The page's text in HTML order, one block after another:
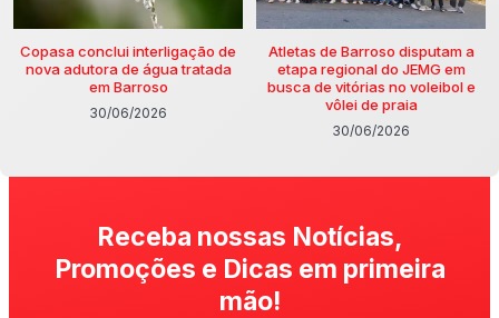
Copasa conclui interligação de
nova adutora de água tratada
em Barroso
30/06/2026
Atletas de Barroso disputam a
etapa regional do JEMG em
busca de vitórias no voleibol e
vôlei de praia
30/06/2026
Receba nossas Notícias,
Promoções e Dicas em primeira
mão!